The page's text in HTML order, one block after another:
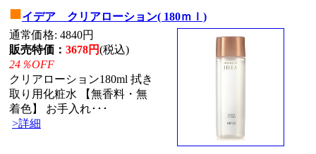
■イデア クリアローション( 180ｍｌ)
通常価格: 4840円
販売特価： 3678円(税込)
24％OFF
クリアローション180ml 拭き
取り用化粧水 【無香料・無
着色】 お手入れ･･･
>詳細